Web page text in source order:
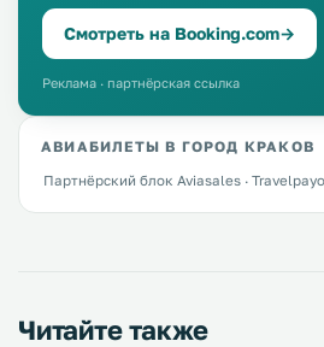
Смотреть на Booking.com→
Реклама · партнёрская ссылка
АВИАБИЛЕТЫ В ГОРОД КРАКОВ
Партнёрский блок Aviasales ·
Читайте также